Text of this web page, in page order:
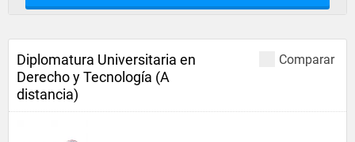
Comparar
Diplomatura Universitaria en
Derecho y Tecnología (A
distancia)